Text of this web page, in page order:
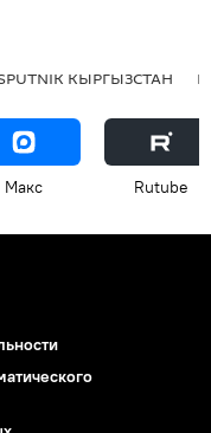
КЫРГЫЗСТАН
Макс Rutube